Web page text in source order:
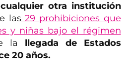
otra institución
las29 prohibiciones que
y niñas bajo el régimen
la llegada de Estados
20 años.